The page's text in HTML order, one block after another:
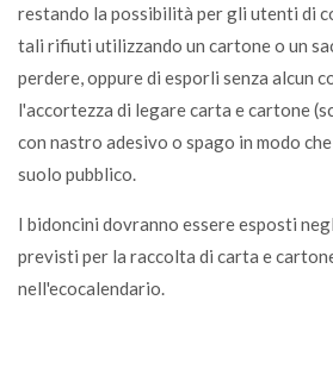
restando la possibilità per gli utenti di
tali rifiuti utilizzando un cartone o un
perdere, oppure di esporli senza alcun
l'accortezza di legare carta e cartone
con nastro adesivo o spago in modo
suolo pubblico.
I bidoncini dovranno essere esposti
previsti per la raccolta di carta e
nell'ecocalendario.